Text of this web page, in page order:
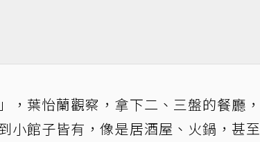
，葉怡蘭觀察，拿下二、三盤的餐廳，
小館子皆有，像是居酒屋、火鍋，甚至